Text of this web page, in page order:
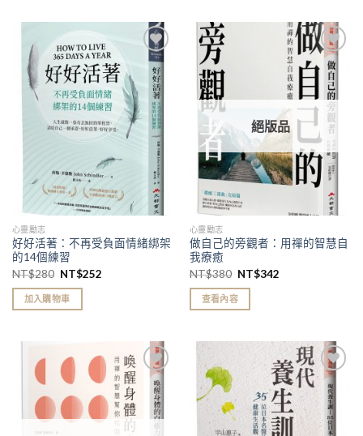
加入
「願
望清
單」
心靈勵志
好好活著：不再受負面情緒綁架
的14個練習
NT$280 NT$252
加入購物車
加入
「願
望清
單」
絕版品
心靈勵志
做自己的旁觀者：用禪的智慧自
我療癒
NT$380 NT$342
查看內容
加入
「願
望清
單」
加入
「願
望清
單」